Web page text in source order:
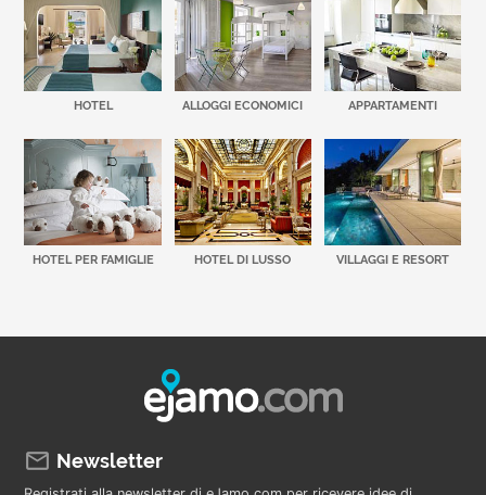
HOTEL ALLOGGI ECONOMICI APPARTAMENTI
HOTEL PER FAMIGLIE HOTEL DI LUSSO VILLAGGI E RESORT
Newsletter